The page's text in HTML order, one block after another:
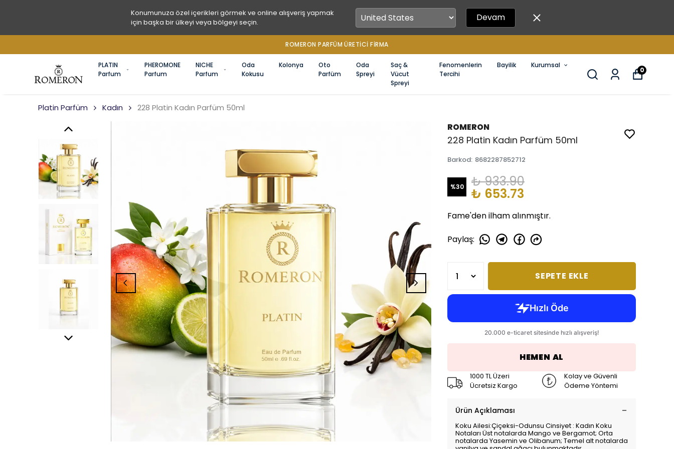
Konumunuza özel içerikleri görmek ve online alışveriş yapmak
için başka bir ülkeyi veya bölgeyi seçin.
Devam
1000 TL ÜZERİ ÜCRETSİZ KARGO
PLATIN
Parfum
PHEROMONE
Parfum
NICHE
Parfum
Oda
Kokusu
Kolonya
Oto
Parfüm
Oda
Spreyi
Saç &
Vücut
Spreyi
Fenomenlerin
Tercihi
Bayilik Kurumsal
0
Platin Parfüm Kadın 228 Platin Kadın Parfüm 50ml
ROMERON
228 Platin Kadın Parfüm 50ml
Barkod: 8682287852712
%30 ₺ 933.90
₺ 653.73
Fame'den ilham alınmıştır.
Paylaş:
SEPETE EKLE
HEMEN AL
1000 TL Üzeri
Ücretsiz Kargo
Kolay ve Güvenli
Ödeme Yöntemi
Ürün Açıklaması
Koku Ailesi:Çiçeksi-Odunsu Cinsiyet : Kadın Koku
Notaları Üst notalarda Mango ve Bergamot; Orta
notalarda Yasemin ve Olibanum; Temel alt notalarda